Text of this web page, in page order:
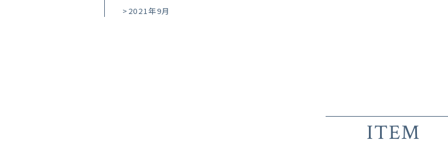
2021年9月
ITEM